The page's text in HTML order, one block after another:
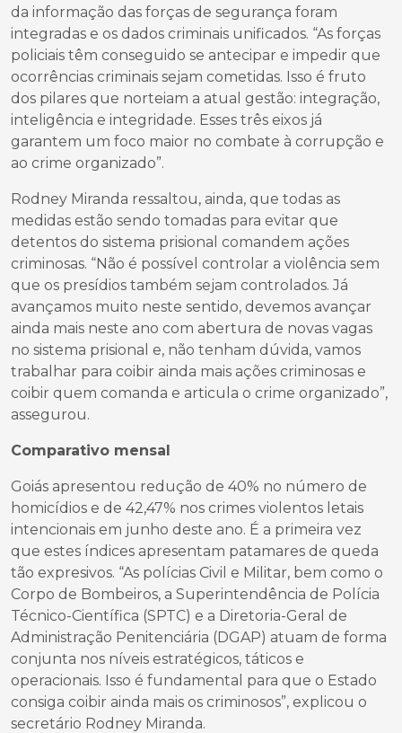
da informação das forças de segurança foram
integradas e os dados criminais unificados. “As forças
policiais têm conseguido se antecipar e impedir que
ocorrências criminais sejam cometidas. Isso é fruto
dos pilares que norteiam a atual gestão: integração,
inteligência e integridade. Esses três eixos já
garantem um foco maior no combate à corrupção e
ao crime organizado”.
Rodney Miranda ressaltou, ainda, que todas as
medidas estão sendo tomadas para evitar que
detentos do sistema prisional comandem ações
criminosas. “Não é possível controlar a violência sem
que os presídios também sejam controlados. Já
avançamos muito neste sentido, devemos avançar
ainda mais neste ano com abertura de novas vagas
no sistema prisional e, não tenham dúvida, vamos
trabalhar para coibir ainda mais ações criminosas e
coibir quem comanda e articula o crime organizado”,
assegurou.
Comparativo mensal
Goiás apresentou redução de 40% no número de
homicídios e de 42,47% nos crimes violentos letais
intencionais em junho deste ano. É a primeira vez
que estes índices apresentam patamares de queda
tão expresivos. “As polícias Civil e Militar, bem como o
Corpo de Bombeiros, a Superintendência de Polícia
Técnico-Científica (SPTC) e a Diretoria-Geral de
Administração Penitenciária (DGAP) atuam de forma
conjunta nos níveis estratégicos, táticos e
operacionais. Isso é fundamental para que o Estado
consiga coibir ainda mais os criminosos”, explicou o
secretário Rodney Miranda.